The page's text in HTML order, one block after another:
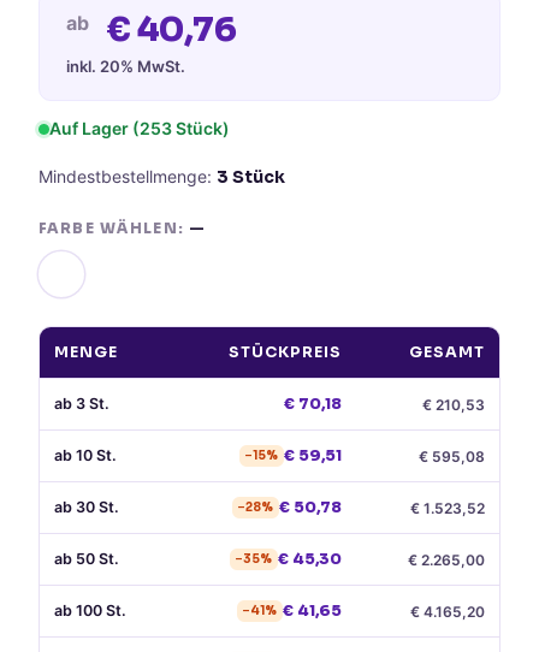
ab €40,76
inkl. 20% MwSt.
Auf Lager (253Stück)
Mindestbestellmenge: 3 Stück
FARBE WÄHLEN: —
MENGE STÜCKPREIS GESAMT
ab 3 St. € 70,18 € 210,53
ab 10 St. −15% € 59,51 € 595,08
ab 30 St. −28% € 50,78 € 1.523,52
ab 50 St. −35% € 45,30 € 2.265,00
ab 100 St. −41% € 41,65 € 4.165,20